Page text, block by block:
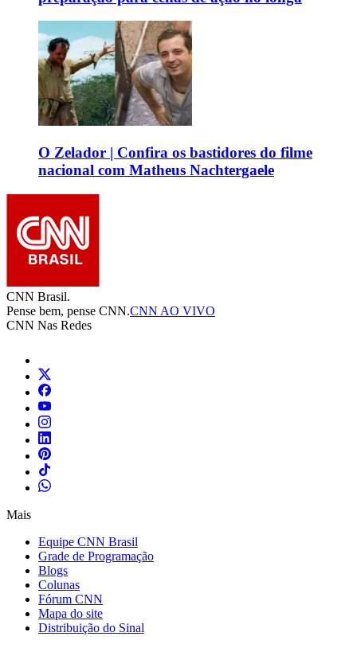
O Zelador | Confira os bastidores do filme
nacional com Matheus Nachtergaele
CNN Brasil.
Pense bem, pense CNN.CNN AO VIVO
CNN Nas Redes
Mais
Equipe CNN Brasil
Grade de Programação
Blogs
Colunas
Fórum CNN
Mapa do site
Distribuição do Sinal